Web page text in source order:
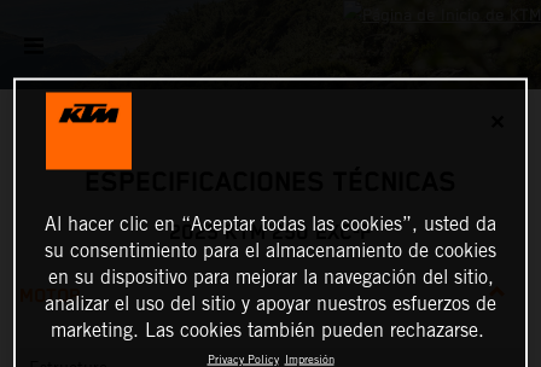
2025 KTM 250 EXC-F
MOTOR
Al hacer clic en “Aceptar todas las cookies”, usted da
su consentimiento para el almacenamiento de cookies
en su dispositivo para mejorar la navegación del sitio,
analizar el uso del sitio y apoyar nuestros esfuerzos de
marketing. Las cookies también pueden rechazarse.
Privacy Policy Impresión